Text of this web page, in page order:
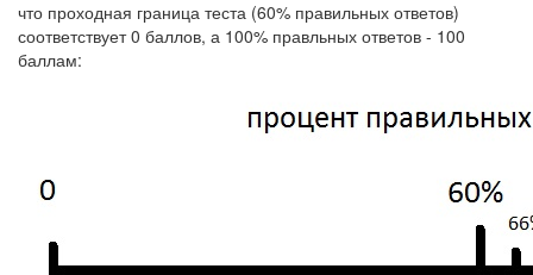
что проходная граница теста (60% правильных ответов)
соответствует 0 баллов, а 100% правльных ответов - 100
баллам: